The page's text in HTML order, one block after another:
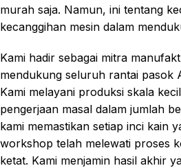
murah saja. Namun, ini tentang
kecanggihan mesin dalam
Kami hadir sebagai mitra
mendukung seluruh rantai pasok
Kami melayani produksi skala
pengerjaan masal dalam jumlah
kami memastikan setiap inci kain
workshop telah melewati proses
ketat. Kami menjamin hasil akhir